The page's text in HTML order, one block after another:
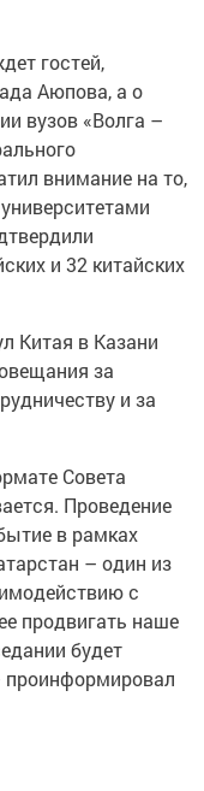
гостей,
Аюпова, а о
вузов «Волга –
внимание на то,
и 32 китайских
Китая в Казани
за
и за
Совета
Проведение
в рамках
– один из
с
продвигать наше
будет
проинформировал